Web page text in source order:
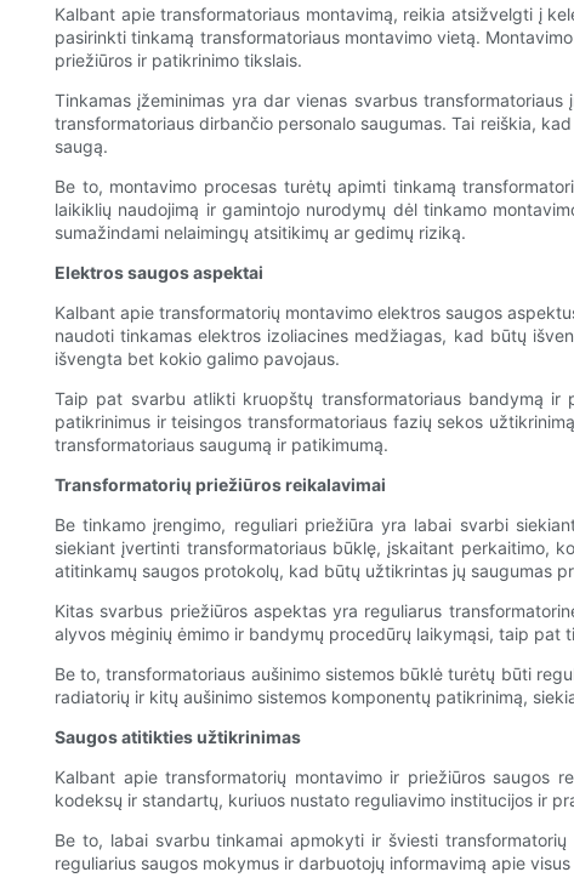
Kalbant apie transformatoriaus montavimą, reikia atsižvelgti į
pasirinkti tinkamą transformatoriaus montavimo vietą.
priežiūros ir patikrinimo tikslais.
Tinkamas įžeminimas yra dar vienas svarbus
transformatoriaus dirbančio personalo saugumas. Tai reiškia,
saugą.
Be to, montavimo procesas turėtų apimti tinkamą
laikiklių naudojimą ir gamintojo nurodymų dėl tinkamo
sumažindami nelaimingų atsitikimų ar gedimų riziką.
Elektros saugos aspektai
Kalbant apie transformatorių montavimo elektros saugos
naudoti tinkamas elektros izoliacines medžiagas, kad būtų
išvengta bet kokio galimo pavojaus.
Taip pat svarbu atlikti kruopštų transformatoriaus bandymą ir
patikrinimus ir teisingos transformatoriaus fazių sekos
transformatoriaus saugumą ir patikimumą.
Transformatorių priežiūros reikalavimai
Be tinkamo įrengimo, reguliari priežiūra yra labai svarbi
siekiant įvertinti transformatoriaus būklę, įskaitant perkaitimo,
atitinkamų saugos protokolų, kad būtų užtikrintas jų saugumas
Kitas svarbus priežiūros aspektas yra reguliarus
alyvos mėginių ėmimo ir bandymų procedūrų laikymąsi, taip
Be to, transformatoriaus aušinimo sistemos būklė turėtų būti
radiatorių ir kitų aušinimo sistemos komponentų patikrinimą,
Saugos atitikties užtikrinimas
Kalbant apie transformatorių montavimo ir priežiūros saugos
kodeksų ir standartų, kuriuos nustato reguliavimo institucijos ir
Be to, labai svarbu tinkamai apmokyti ir šviesti
reguliarius saugos mokymus ir darbuotojų informavimą apie